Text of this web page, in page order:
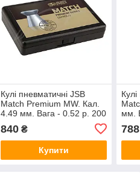
Кулі пневматичні JSB
Match Premium MW. Кал.
4.49 мм. Вага - 0.52 р. 200
840₴
Купити
мм.
788